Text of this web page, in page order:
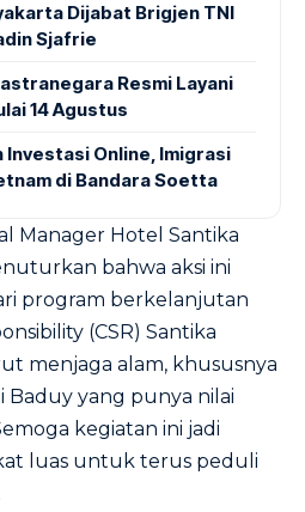
Dijabat Brigjen TNI
Sjafrie
Resmi Layani
14 Agustus
Online, Imigrasi
di Bandara Soetta
Manager Hotel Santika
bahwa aksi ini
program berkelanjutan
(CSR) Santika
menjaga alam, khususnya
Baduy yang punya nilai
kegiatan ini jadi
luas untuk terus peduli